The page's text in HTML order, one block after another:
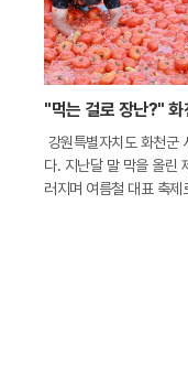
"먹는 걸로 장난?" 화
강원특별자치도 화천군
다. 지난달 말 막을 올린
러지며 여름철 대표 축